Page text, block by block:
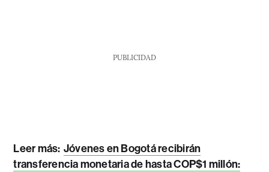
PUBLICIDAD
Leer más: Jóvenes en Bogotá recibirán
transferencia monetaria de hasta COP$1 millón: